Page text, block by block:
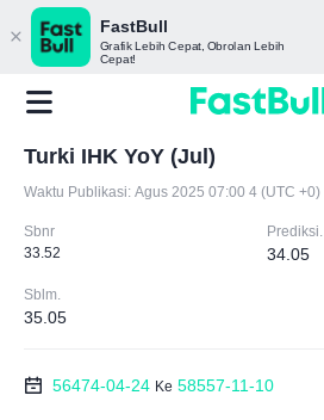
FastBull
Grafik Lebih Cepat, Obrolan Lebih
Cepat!
Turki IHK YoY (Jul)
Waktu Publikasi: Agus 2025 07:00 4 (UTC +0)
Sbnr
33.52
Prediksi.
34.05
Sblm.
35.05
56474-04-24 Ke 58557-11-10